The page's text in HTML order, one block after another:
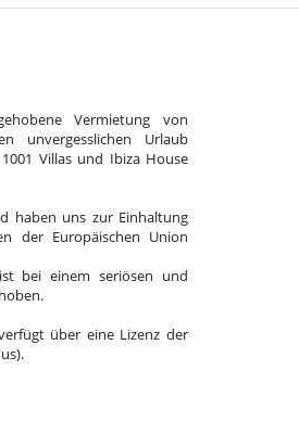
Vermietung von
unvergesslichen Urlaub
Villas und Ibiza House
haben uns zur Einhaltung
der Europäischen Union
bei einem seriösen und
über eine Lizenz der